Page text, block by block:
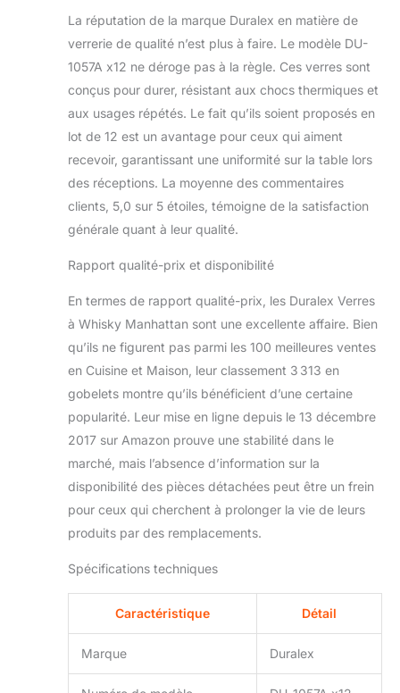
La réputation de la marque Duralex en matière de
verrerie de qualité n’est plus à faire. Le modèle DU-
1057A x12 ne déroge pas à la règle. Ces verres sont
conçus pour durer, résistant aux chocs thermiques et
aux usages répétés. Le fait qu’ils soient proposés en
lot de 12 est un avantage pour ceux qui aiment
recevoir, garantissant une uniformité sur la table lors
des réceptions. La moyenne des commentaires
clients, 5,0 sur 5 étoiles, témoigne de la satisfaction
générale quant à leur qualité.
Rapport qualité-prix et disponibilité
En termes de rapport qualité-prix, les Duralex Verres
à Whisky Manhattan sont une excellente affaire. Bien
qu’ils ne figurent pas parmi les 100 meilleures ventes
en Cuisine et Maison, leur classement 3 313 en
gobelets montre qu’ils bénéficient d’une certaine
popularité. Leur mise en ligne depuis le 13 décembre
2017 sur Amazon prouve une stabilité dans le
marché, mais l’absence d’information sur la
disponibilité des pièces détachées peut être un frein
pour ceux qui cherchent à prolonger la vie de leurs
produits par des remplacements.
Spécifications techniques
Caractéristique Détail
Marque Duralex